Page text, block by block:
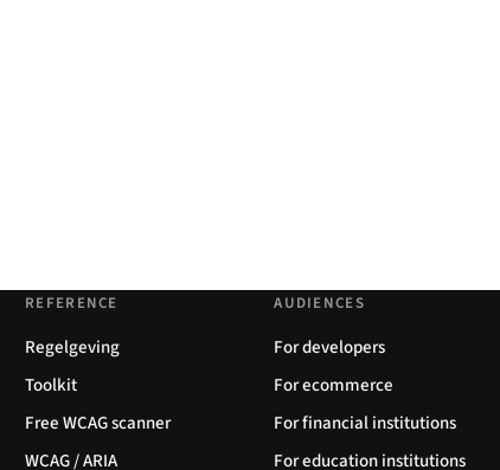
REFERENCE
Regelgeving
Toolkit
Free WCAG scanner
WCAG / ARIA
AUDIENCES
For developers
For ecommerce
For financial institutions
For education institutions